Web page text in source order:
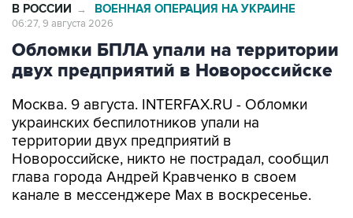
В РОССИИ → ВОЕННАЯ ОПЕРАЦИЯ НА УКРАИНЕ
06:27, 9 августа 2026
Обломки БПЛА упали на территории
двух предприятий в Новороссийске
Москва. 9 августа. INTERFAX.RU - Обломки
украинских беспилотников упали на
территории двух предприятий в
Новороссийске, никто не пострадал, сообщил
глава города Андрей Кравченко в своем
канале в мессенджере Max в воскресенье.